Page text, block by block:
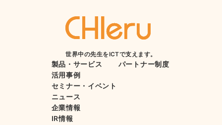
世界中の先生をICTで支えます。
製品・サービス
活用事例
セミナー・イベント
ニュース
企業情報
IR情報
パートナー制度